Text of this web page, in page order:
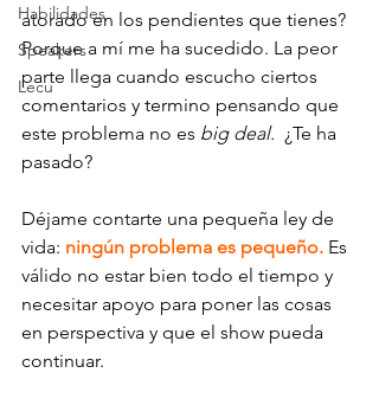
Habilidades
Speakers
Lecu
atorado en los pendientes que tienes?
Porque a mí me ha sucedido. La peor
parte llega cuando escucho ciertos
comentarios y termino pensando que
este problema no es big deal. ¿Te ha
pasado?
Déjame contarte una pequeña ley de
vida: ningún problema es pequeño. Es
válido no estar bien todo el tiempo y
necesitar apoyo para poner las cosas
en perspectiva y que el show pueda
continuar.